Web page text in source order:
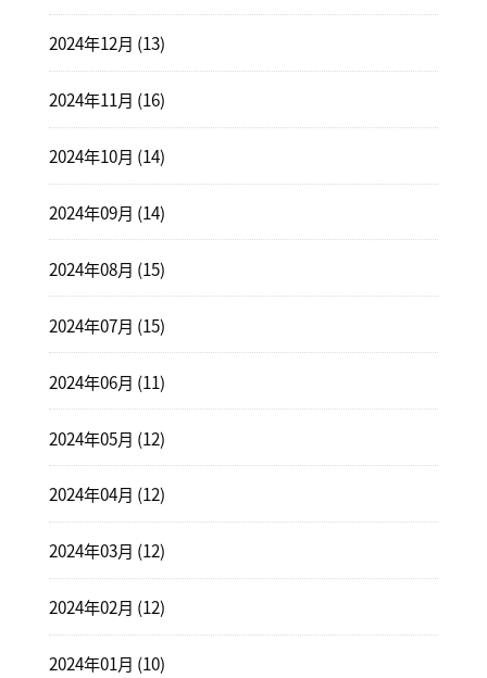
2024年12月 (13)
2024年11月 (16)
2024年10月 (14)
2024年09月 (14)
2024年08月 (15)
2024年07月 (15)
2024年06月 (11)
2024年05月 (12)
2024年04月 (12)
2024年03月 (12)
2024年02月 (12)
2024年01月 (10)